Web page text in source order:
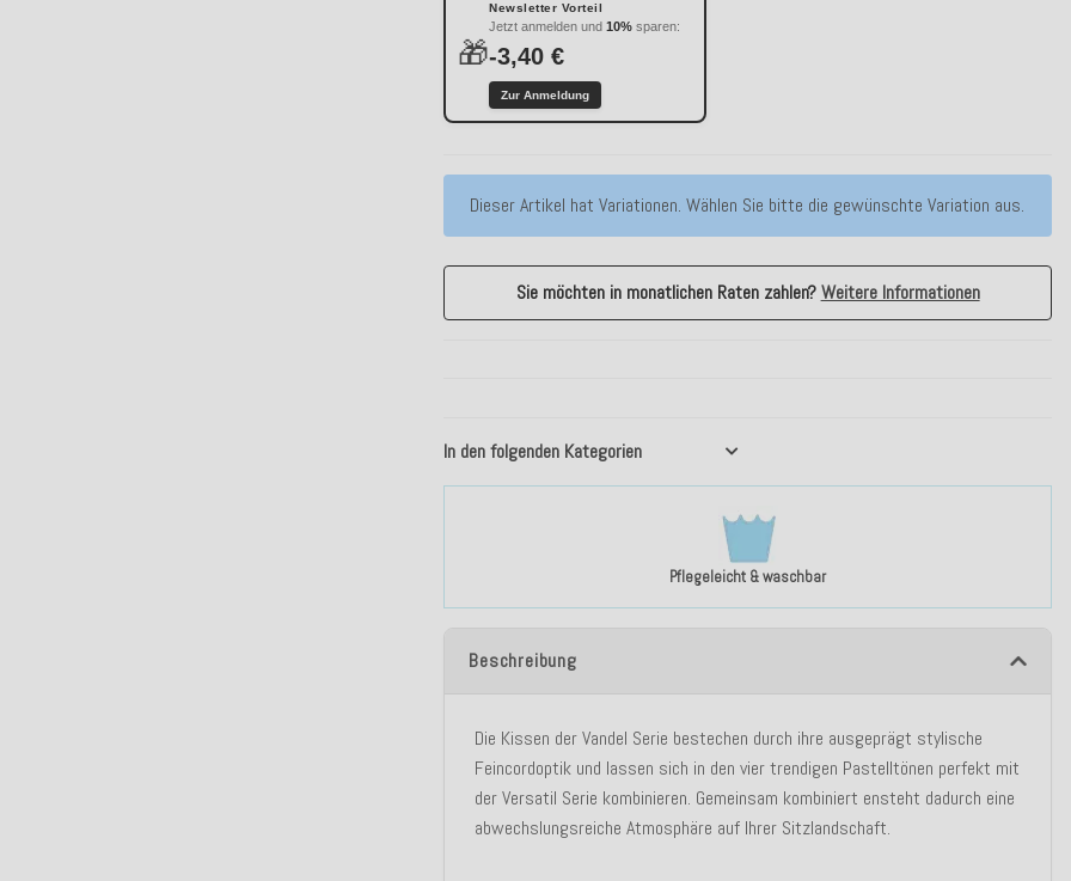
Pflegeleicht & waschbar
In den folgenden Kategorien
🎁
Newsletter Vorteil
Jetzt anmelden und10% sparen:
-3,40 €
Zur Anmeldung
x
Dieser Artikel hat Variationen. Wählen Sie bitte die gewünschte Variation aus.
Sie möchten in monatlichen Raten zahlen?Weitere Informationen
Beschreibung
Die Kissen der Vandel Serie bestechen durch ihre ausgeprägt stylische
Feincordoptik und lassen sich in den vier trendigen Pastelltönen perfekt mit
der Versatil Serie kombinieren. Gemeinsam kombiniert ensteht dadurch eine
abwechslungsreiche Atmosphäre auf Ihrer Sitzlandschaft.